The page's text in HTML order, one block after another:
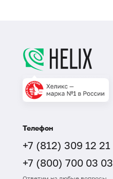
Телефон
+7 (812) 309 12 21
+7 (800) 700 03 03